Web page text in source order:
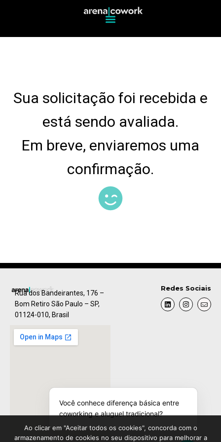
Sua solicitação foi recebida e
está sendo avaliada.
Em breve, enviaremos uma
confirmação.
Rua dos Bandeirantes, 176 –
Bom Retiro São Paulo – SP,
01124-010, Brasil
Redes Sociais
Ao clicar em "Aceitar todos os cookies", concorda com o
armazenamento de cookies no seu dispositivo para melhorar a
Você conhece diferença básica entre
coworking e aluguel tradicional?